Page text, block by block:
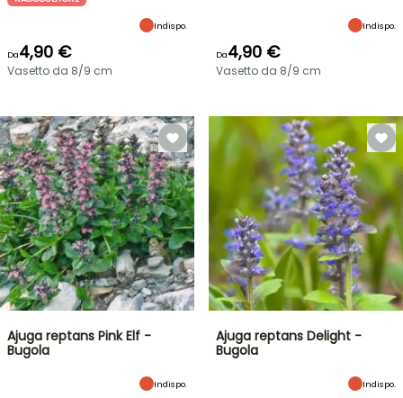
Indispo.
Da4,90 €
Vasetto da 8/9 cm
Indispo.
Da4,90 €
Vasetto da 8/9 cm
Ajuga reptans Pink Elf -
Bugola
Indispo.
Ajuga reptans Delight -
Bugola
Indispo.